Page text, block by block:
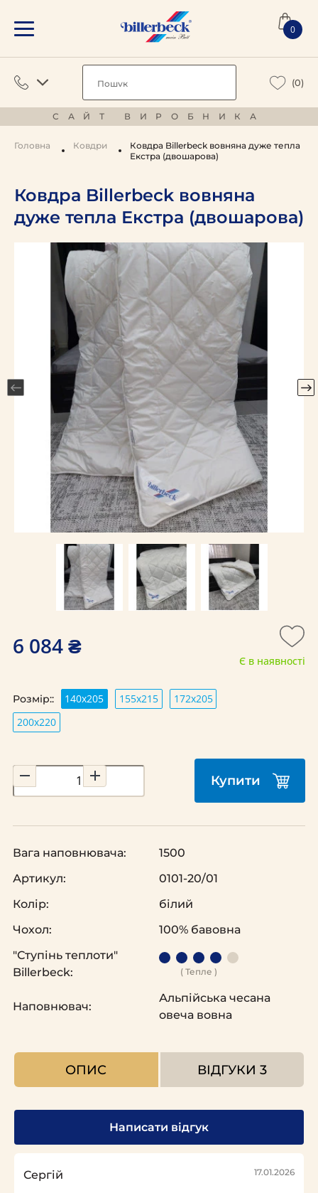
0
(0)
САЙТ ВИРОБНИКА
Головна Ковдри
Ковдра Billerbeck вовняна дуже тепла
Екстра (двошарова)
Ковдра Billerbeck вовняна
дуже тепла Екстра (двошарова)
6 084 ₴
Є в наявності
Розмір:: 140х205 155х215
172х205
200х220
Купити
Вага наповнювача:
1500
Артикул:
0101-20/01
Колір:
білий
Чохол:
100% бавовна
"Ступінь теплоти"
Billerbeck:
( Тепле )
Наповнювач:
Альпійська чесана
овеча вовна
ОПИС ВІДГУКИ 3
Написати відгук
Сергій 17.01.2026